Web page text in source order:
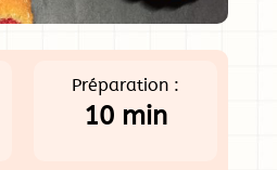
Préparation :
10 min